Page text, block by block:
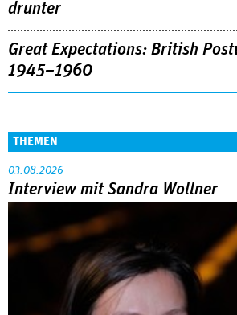
drunter
Great Expectations: British
1945–1960
THEMEN
03.08.2026
Interview mit Sandra Wollner